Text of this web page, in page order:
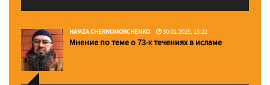
HAMZA CHERNOMORCHENKO 30.01.2025, 15:22
Мнение по теме о 73-х течениях в исламе